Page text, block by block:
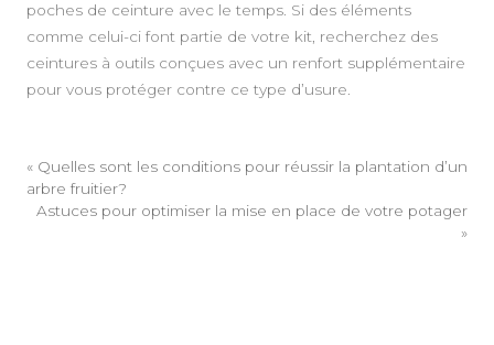
poches de ceinture avec le temps. Si des éléments
comme celui-ci font partie de votre kit, recherchez des
ceintures à outils conçues avec un renfort supplémentaire
pour vous protéger contre ce type d’usure.
« Quelles sont les conditions pour réussir la plantation d’un
arbre fruitier?
Astuces pour optimiser la mise en place de votre potager
»